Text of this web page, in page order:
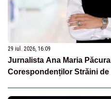
29 iul. 2026, 16:09
Jurnalista Ana Maria
Corespondenților Străini de